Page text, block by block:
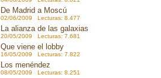
De Madrid a Moscú
02/06/2009 Lecturas: 8.477
La alianza de las galaxias
20/05/2009 Lecturas: 7.681
Que viene el lobby
16/05/2009 Lecturas: 7.822
Los menéndez
08/05/2009 Lecturas: 8.251